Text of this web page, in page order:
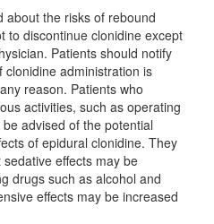
about the risks of rebound
to discontinue clonidine except
Patients should notify
administration is
reason. Patients who
activities, such as operating
advised of the potential
of epidural clonidine. They
effects may be
drugs such as alcohol and
effects may be increased